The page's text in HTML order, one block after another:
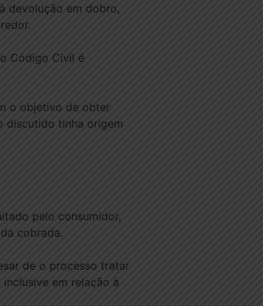
devolução em dobro,
Código Civil é
o objetivo de obter
discutido tinha origem
pelo consumidor,
cobrada.
de o processo tratar
em relação à